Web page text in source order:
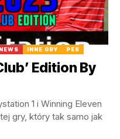
INNE GRY PES
Edition By
1 i Winning Eleven
gry, który tak samo jak